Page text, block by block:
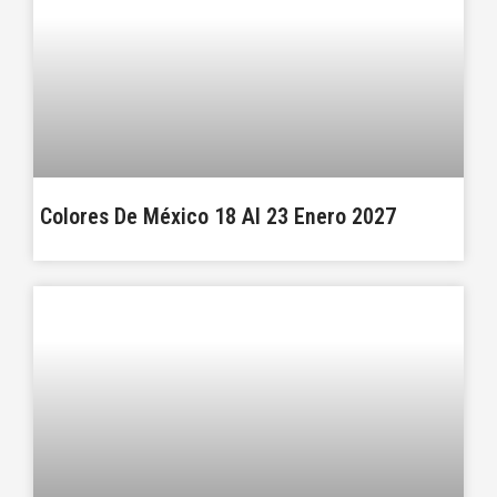
Colores De México 18 Al 23 Enero 2027